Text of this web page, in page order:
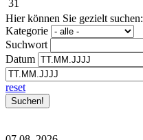
31
Hier können Sie gezielt suchen:
Kategorie
Suchwort
Datum
reset